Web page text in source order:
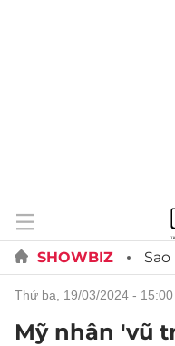
SHOWBIZ Sao
thứ ba, 19/03/2024 - 15:00
Mỹ nhân 'vũ